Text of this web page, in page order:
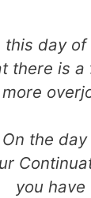
this day
there is a
more
On the
you